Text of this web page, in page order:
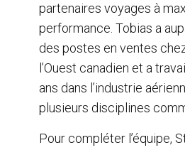
partenaires voyages à
performance. Tobias a
des postes en ventes
l’Ouest canadien et a
ans dans l’industrie
plusieurs disciplines
Pour compléter l’équipe,